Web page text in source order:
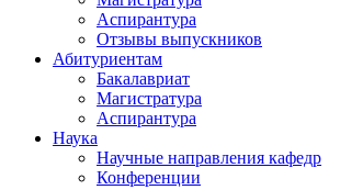
Аспирантура
Отзывы выпускников
Абитуриентам
Бакалавриат
Магистратура
Аспирантура
Наука
Научные направления кафедр
Конференции